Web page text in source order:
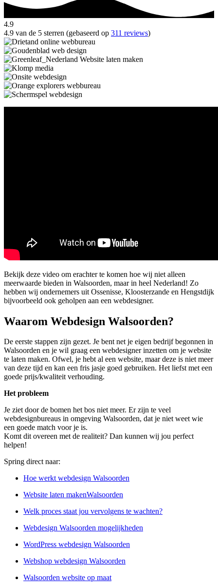
4.9
4.9 van de 5 sterren (gebaseerd op 311 reviews)
Bekijk deze video om erachter te komen hoe wij niet alleen
meerwaarde bieden in Walsoorden, maar in heel Nederland! Zo
hebben wij ondernemers uit Ossenisse, Kloosterzande en Hengstdijk
bijvoorbeeld ook geholpen aan een webdesigner.
Waarom Webdesign Walsoorden?
De eerste stappen zijn gezet. Je bent net je eigen bedrijf begonnen in
Walsoorden en je wil graag een webdesigner inzetten om je website
te laten maken. Ofwel, je hebt al een website, maar deze is niet meer
van deze tijd en kan een fris jasje goed gebruiken. Het liefst met een
goede prijs/kwaliteit verhouding.
Het probleem
Je ziet door de bomen het bos niet meer. Er zijn te veel
webdesignbureaus in omgeving Walsoorden, dat je niet weet wie
een goede match voor je is.
Komt dit overeen met de realiteit? Dan kunnen wij jou perfect
helpen!
Spring direct naar:
Hoe werkt webdesign Walsoorden
Website laten makenWalsoorden
Welk proces staat jou vervolgens te wachten?
Webdesign Walsoorden mogelijkheden
WordPress webdesign Walsoorden
Webshop webdesign Walsoorden
Walsoorden website op maat